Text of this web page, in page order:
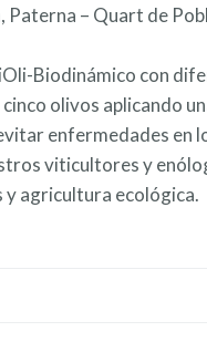
– Quart de
Biodinámico con
olivos aplicando
enfermedades en
viticultores y
agricultura ecológica.